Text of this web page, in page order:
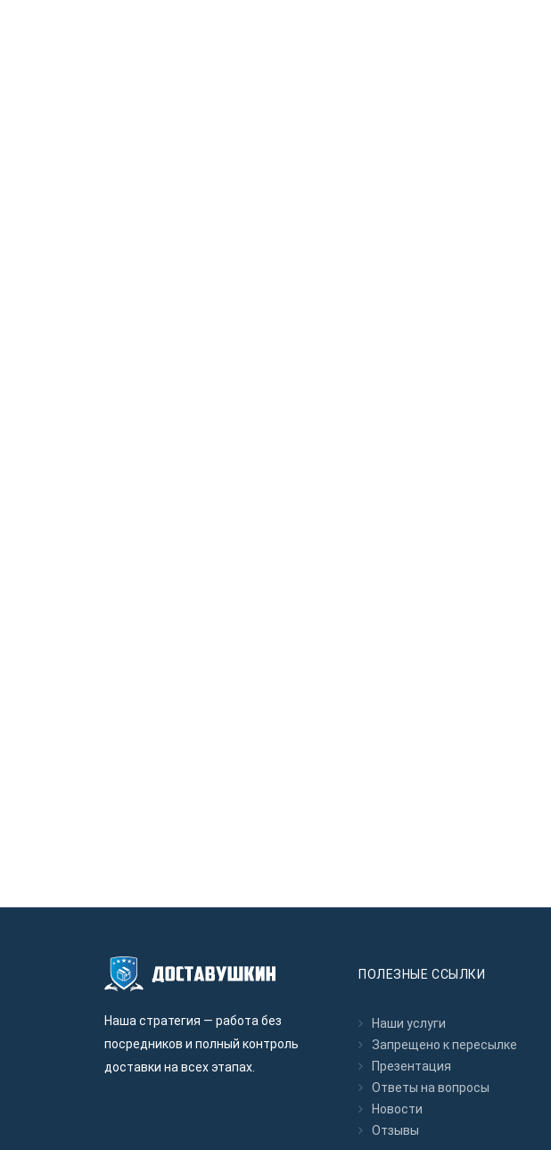
Наша стратегия — работа без
посредников и полный контроль
доставки на всех этапах.
ПОЛЕЗНЫЕ ССЫЛКИ
Наши услуги
Запрещено к пересылкe
Презентация
Ответы на вопросы
Новости
Отзывы